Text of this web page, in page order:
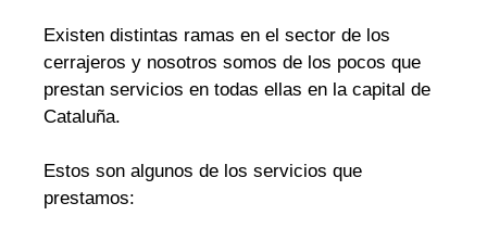
Existen distintas ramas en el sector de los
cerrajeros y nosotros somos de los pocos que
prestan servicios en todas ellas en la capital de
Cataluña.
Estos son algunos de los servicios que
prestamos: